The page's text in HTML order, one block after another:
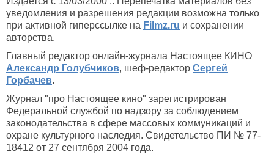
уведомления и разрешения редакции возможна только
при активной гиперссылке на Filmz.ru и сохранении
авторства.
Главный редактор онлайн-журнала Настоящее КИНО
Александр Голубчиков, шеф-редактор Сергей
Горбачев.
Журнал "про Настоящее кино" зарегистрирован
Федеральной службой по надзору за соблюдением
законодательства в сфере массовых коммуникаций и
охране культурного наследия. Свидетельство ПИ № 77-
18412 от 27 сентября 2004 года.